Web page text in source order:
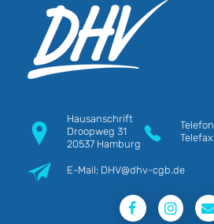
Hausanschrift
Droopweg 31
20537 Hamburg
Telefon
Telefax
E-Mail: DHV@dhv-cgb.de